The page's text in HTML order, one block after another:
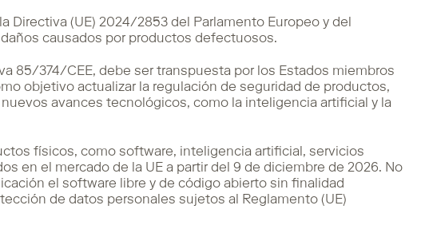
Directiva (UE) 2024/2853 del Parlamento Europeo y del
causados por productos defectuosos.
85/374/CEE, debe ser transpuesta por los Estados miembros
objetivo actualizar la regulación de seguridad de productos,
avances tecnológicos, como la inteligencia artificial y la
físicos, como software, inteligencia artificial, servicios
en el mercado de la UE a partir del 9 de diciembre de 2026. No
el software libre y de código abierto sin finalidad
de datos personales sujetos al Reglamento (UE)